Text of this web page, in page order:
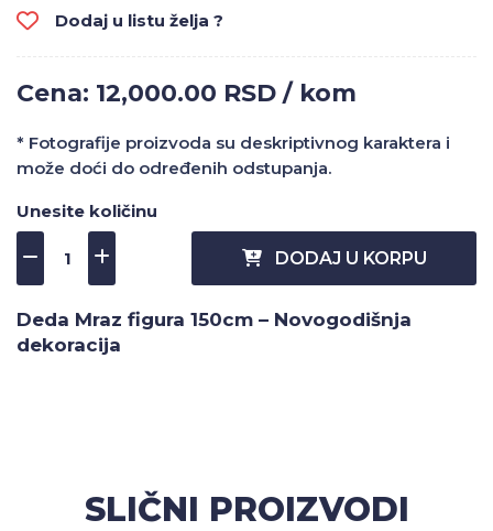
Dodaj u listu želja ?
Cena: 12,000.00 RSD / kom
* Fotografije proizvoda su deskriptivnog karaktera i
može doći do određenih odstupanja.
Unesite količinu
DODAJ U KORPU
Deda Mraz figura 150cm – Novogodišnja
dekoracija
SLIČNI PROIZVODI